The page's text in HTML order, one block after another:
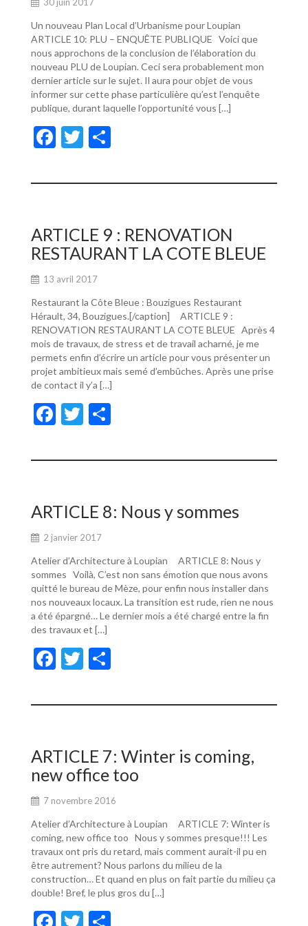
Un nouveau Plan Local d’Urbanisme pour Loupian
ARTICLE 10: PLU – ENQUÊTE PUBLIQUE Voici que
nous approchons de la conclusion de l’élaboration du
nouveau PLU de Loupian. Ceci sera probablement mon
dernier article sur le sujet. Il aura pour objet de vous
informer sur cette phase particulière qu’est l’enquête
publique, durant laquelle l’opportunité vous […]
F
e
o
o
k
T
itt ta
er
ARTICLE 9 : RENOVATION
RESTAURANT LA COTE BLEUE
13 avril 2017
Restaurant la Côte Bleue : Bouzigues Restaurant
Hérault, 34, Bouzigues.[/caption] ARTICLE 9 :
RENOVATION RESTAURANT LA COTE BLEUE Après 4
mois de travaux, de stress et de travail acharné, je me
permets enfin d’écrire un article pour vous présenter un
projet ambitieux mais semé d’embûches. Après une prise
de contact il y’a […]
F
e
o
o
k
T
itt ta
er
ARTICLE 8: Nous y sommes
2 janvier 2017
Atelier d’Architecture à Loupian ARTICLE 8: Nous y
sommes Voilà, C’est non sans émotion que nous avons
quitté le bureau de Mèze, pour enfin nous installer dans
nos nouveaux locaux. La transition est rude, rien ne nous
a été épargné… Le dernier mois a été chargé entre la fin
des travaux et […]
F
e
o
o
k
T
itt ta
er
ARTICLE 7: Winter is coming,
new office too
7 novembre 2016
Atelier d’Architecture à Loupian ARTICLE 7: Winter is
coming, new office too Nous y sommes presque!!! Les
travaux ont pris du retard, mais comment aurait-il pu en
être autrement? Nous parlons du milieu de la
construction… Et quand en plus on fait partie du milieu ça
double! Bref, le plus gros du […]